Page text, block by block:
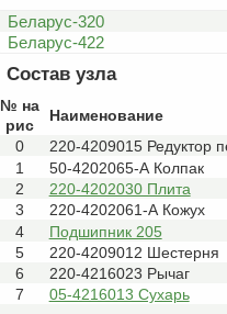
Беларус-320
Беларус-422
Состав узла
№ на
рис
Наименование
0
220-4209015 Редуктор
1
50-4202065-А Колпак
2
220-4202030 Плита
3
220-4202061-А Кожух
4
Подшипник 205
5
220-4209012 Шестерня
6
220-4216023 Рычаг
7
05-4216013 Сухарь